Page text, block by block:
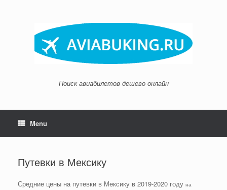
Поиск авиабилетов дешево онлайн
Menu
Путевки в Мексику
Средние цены на путевки в Мексику в 2019-2020 году на